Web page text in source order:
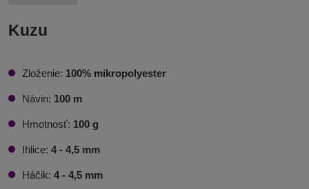
Kuzu
Zloženie: 100% mikropolyester
Návin: 100 m
Hmotnosť: 100 g
Ihlice: 4 - 4,5 mm
Háčik: 4 - 4,5 mm